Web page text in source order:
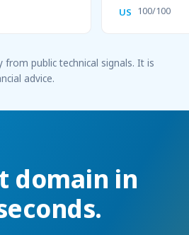
US 100/100
public technical signals. It is
advice.
domain in